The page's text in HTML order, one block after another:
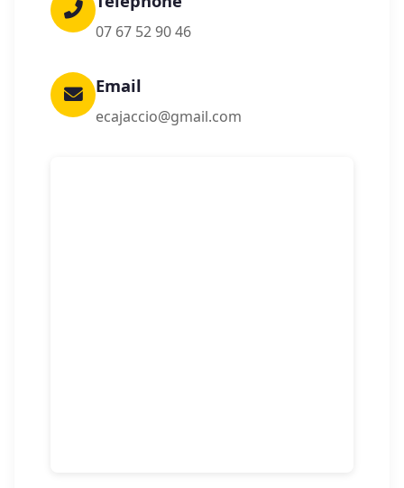
07 67 52 90 46
Email
ecajaccio@gmail.com